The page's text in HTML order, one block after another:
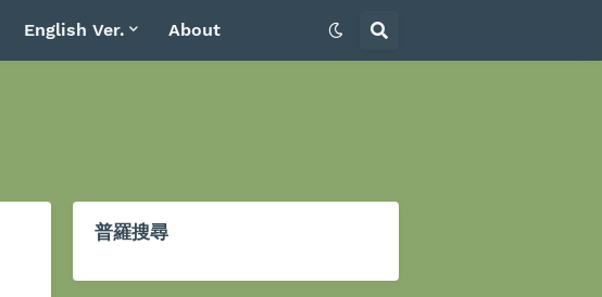
English Ver. About
普羅搜尋